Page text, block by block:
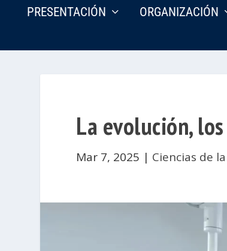
PRESENTACIÓN ORGANIZACIÓN
La evolución,
Mar 7, 2025 | Ciencias de